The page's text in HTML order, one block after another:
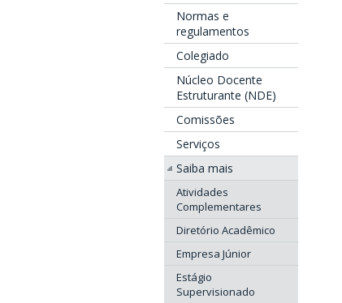
Normas e
regulamentos
Colegiado
Núcleo Docente
Estruturante (NDE)
Comissões
Serviços
Saiba mais
Atividades
Complementares
Diretório Acadêmico
Empresa Júnior
Estágio
Supervisionado